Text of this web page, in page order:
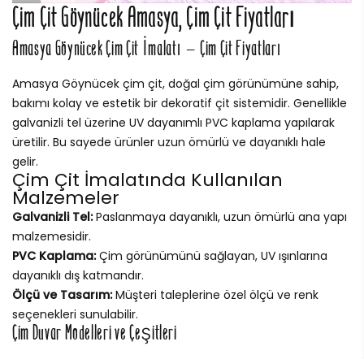
Çim Çit Göynücek Amasya, Çim Çit Fiyatları
Amasya Göynücek Çim Çit İmalatı – Çim Çit Fiyatları
Amasya Göynücek çim çit, doğal çim görünümüne sahip,
bakımı kolay ve estetik bir dekoratif çit sistemidir. Genellikle
galvanizli tel üzerine UV dayanımlı PVC kaplama yapılarak
üretilir. Bu sayede ürünler uzun ömürlü ve dayanıklı hale
gelir.
Çim Çit İmalatında Kullanılan
Malzemeler
Galvanizli Tel:Paslanmaya dayanıklı, uzun ömürlü ana yapı
malzemesidir.
PVC Kaplama:Çim görünümünü sağlayan, UV ışınlarına
dayanıklı dış katmandır.
Ölçü ve Tasarım:Müşteri taleplerine özel ölçü ve renk
seçenekleri sunulabilir.
Çim Duvar Modelleri ve Çeşitleri